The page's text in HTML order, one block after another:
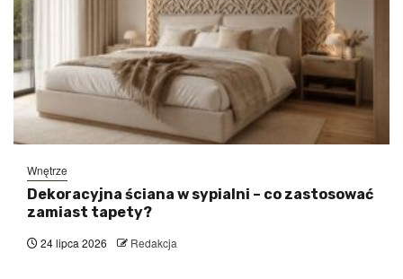
Wnętrze
Dekoracyjna ściana w sypialni – co zastosować
zamiast tapety?
24 lipca 2026 Redakcja